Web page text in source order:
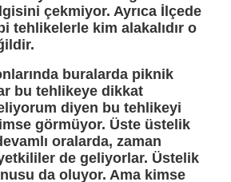
çekmiyor. Ayrıca İlçede
tehlikelerle kim alakalıdır o
buralarda piknik
bu tehlikeye dikkat
diyen bu tehlikeyi
görmüyor. Üste üstelik
oralarda, zaman
de geliyorlar. Üstelik
da oluyor. Ama kimse